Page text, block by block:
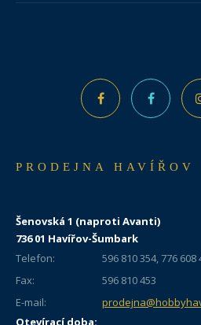
PRODEJNA HAVÍŘOV
Šenovská 1 (naproti Avanti)
736 01 Havířov-Šumbark
Telefon:
596 810 354, 776 608
Fax:
596 810 453
E-mail:
Otevírací doba: